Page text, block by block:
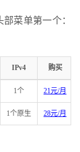
菜单第一个：
IPv4 购买
1个 21元/月
1个原生 28元/月